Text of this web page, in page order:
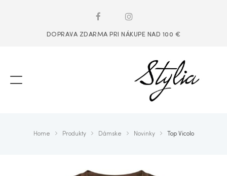
DOPRAVA ZDARMA PRI NÁKUPE NAD 100 €
Home Produkty Dámske Novinky Top Vicolo